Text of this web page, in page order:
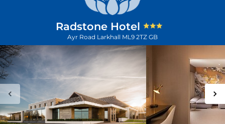
Radstone Hotel
Ayr Road Larkhall ML9 2TZ GB